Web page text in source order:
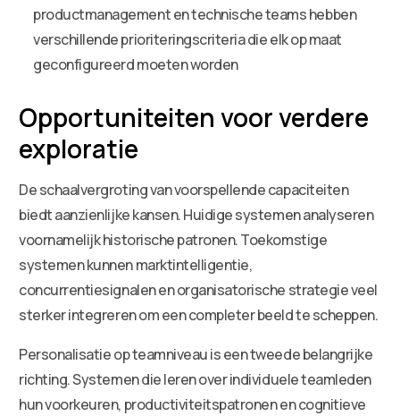
productmanagement en technische teams hebben
verschillende prioriteringscriteria die elk op maat
geconfigureerd moeten worden
Opportuniteiten voor verdere
exploratie
De schaalvergroting van voorspellende capaciteiten
biedt aanzienlijke kansen. Huidige systemen analyseren
voornamelijk historische patronen. Toekomstige
systemen kunnen marktintelligentie,
concurrentiesignalen en organisatorische strategie veel
sterker integreren om een completer beeld te scheppen.
Personalisatie op teamniveau is een tweede belangrijke
richting. Systemen die leren over individuele teamleden
hun voorkeuren, productiviteitspatronen en cognitieve